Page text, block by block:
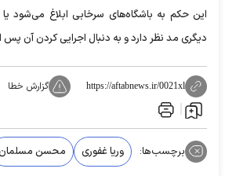
این حکم به باشگاه‌های سرخابی ابلاغ می‌شود
دیگری مد نظر دارد و به دنبال اجرایی کردن آن
https://aftabnews.ir/0021xl گزارش خطا
برچسب‌ها: وریا غفوری محسن